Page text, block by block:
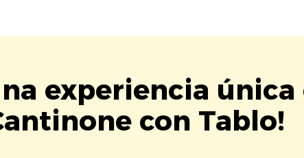
experiencia única
con Tablo!